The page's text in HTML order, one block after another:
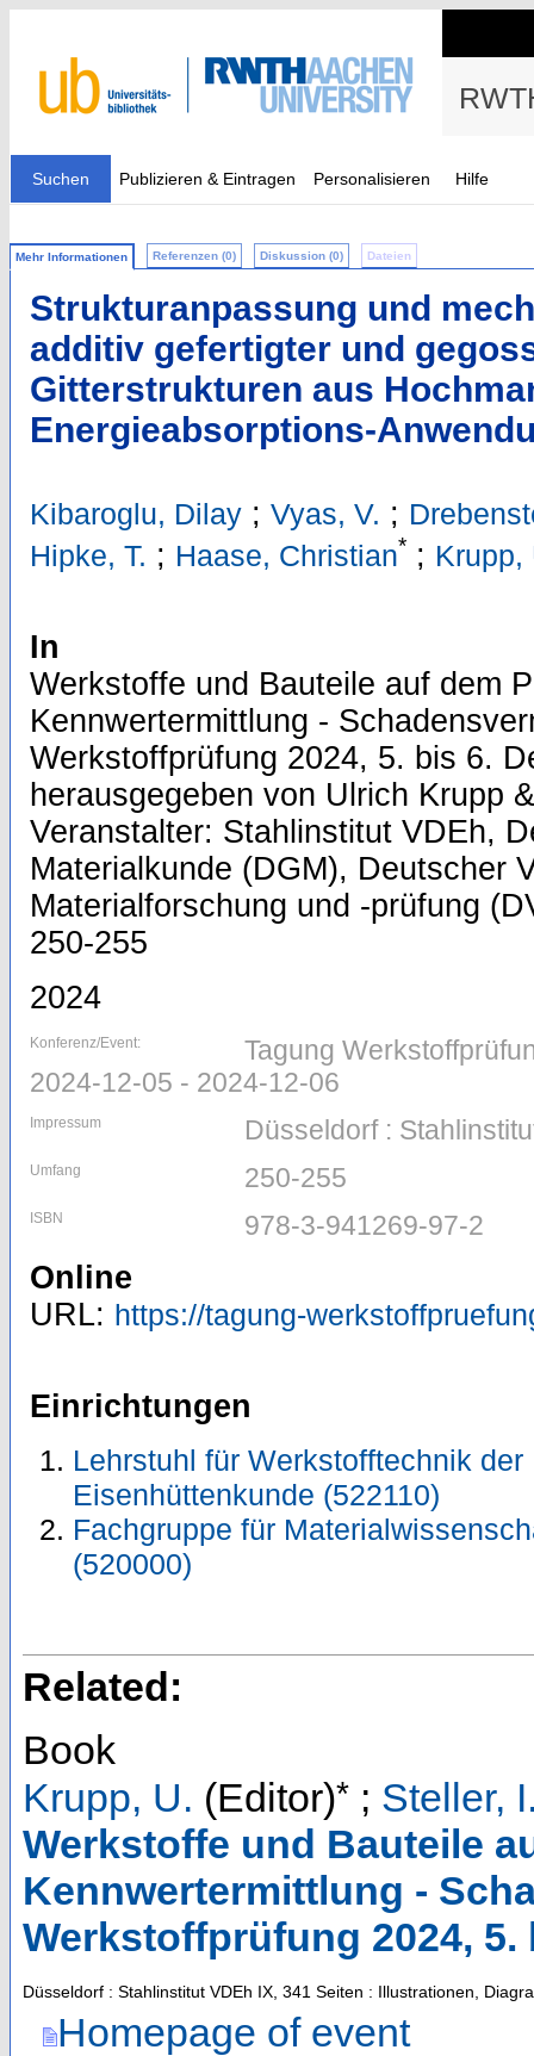
Suchen Publizieren & Eintragen Personalisieren Hilfe
Mehr Informationen Referenzen (0) Diskussion (0) Dateien
Strukturanpassung und
additiv gefertigter und
Gitterstrukturen aus
Energieabsorptions-
Kibaroglu, Dilay ; Vyas, V. ;
Hipke, T. ; Haase, Christian* ; Krupp,
In
Werkstoffe und Bauteile auf dem
Kennwertermittlung -
Werkstoffprüfung 2024, 5. bis 6.
herausgegeben von Ulrich Krupp
Veranstalter: Stahlinstitut VDEh,
Materialkunde (DGM), Deutscher
Materialforschung und -prüfung
250-255
2024
Konferenz/Event:
Tagung
2024-12-05 - 2024-12-06
Impressum Düsseldorf :
Umfang 250-255
ISBN 978-3-941269-97-2
Online
URL: https://tagung-
Einrichtungen
Lehrstuhl für Werkstofftechnik
Eisenhüttenkunde (522110)
Fachgruppe für
(520000)
Related:
Book
Krupp, U. (Editor)* ; Steller,
Werkstoffe und Bauteile
Kennwertermittlung -
Werkstoffprüfung 2024, 5.
Düsseldorf : Stahlinstitut VDEh IX, 341 Seiten : Illustrationen,
Homepage of event